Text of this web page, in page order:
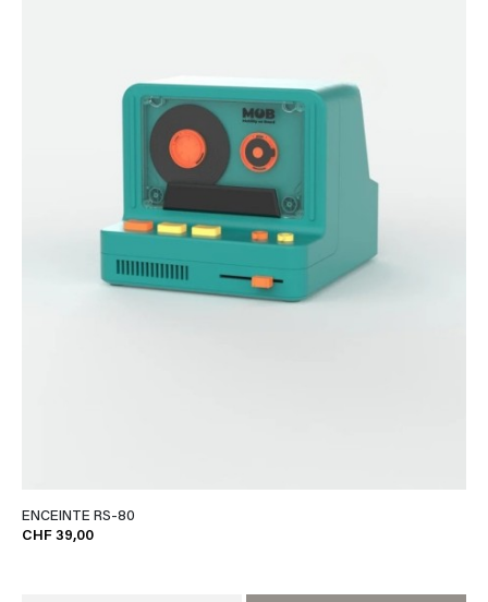
ENCEINTE RS-80
CHF 39,00